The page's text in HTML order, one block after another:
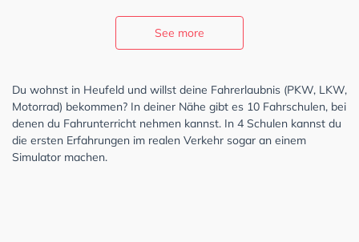
See more
Du wohnst in Heufeld und willst deine Fahrerlaubnis (PKW, LKW,
Motorrad) bekommen? In deiner Nähe gibt es 10 Fahrschulen, bei
denen du Fahrunterricht nehmen kannst. In 4 Schulen kannst du
die ersten Erfahrungen im realen Verkehr sogar an einem
Simulator machen.